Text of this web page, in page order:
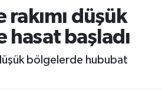
rakımı düşük
hasat başladı
bölgelerde hububat
MAGAZİN
ve Fikstür